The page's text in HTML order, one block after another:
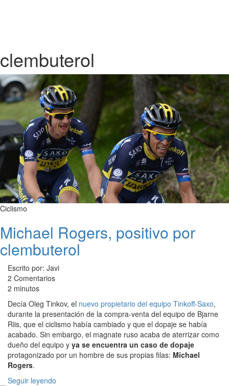
clembuterol
Ciclismo
Michael Rogers, positivo por
clembuterol
Escrito por: Javi
2 Comentarios
2 minutos
Decía Oleg Tinkov, el nuevo propietario del equipo Tinkoff-Saxo,
durante la presentación de la compra-venta del equipo de Bjarne
Riis, que el ciclismo había cambiado y que el dopaje se había
acabado. Sin embargo, el magnate ruso acaba de aterrizar como
dueño del equipo y ya se encuentra un caso de dopaje
protagonizado por un hombre de sus propias filas: Michael
Rogers.
Seguir leyendo